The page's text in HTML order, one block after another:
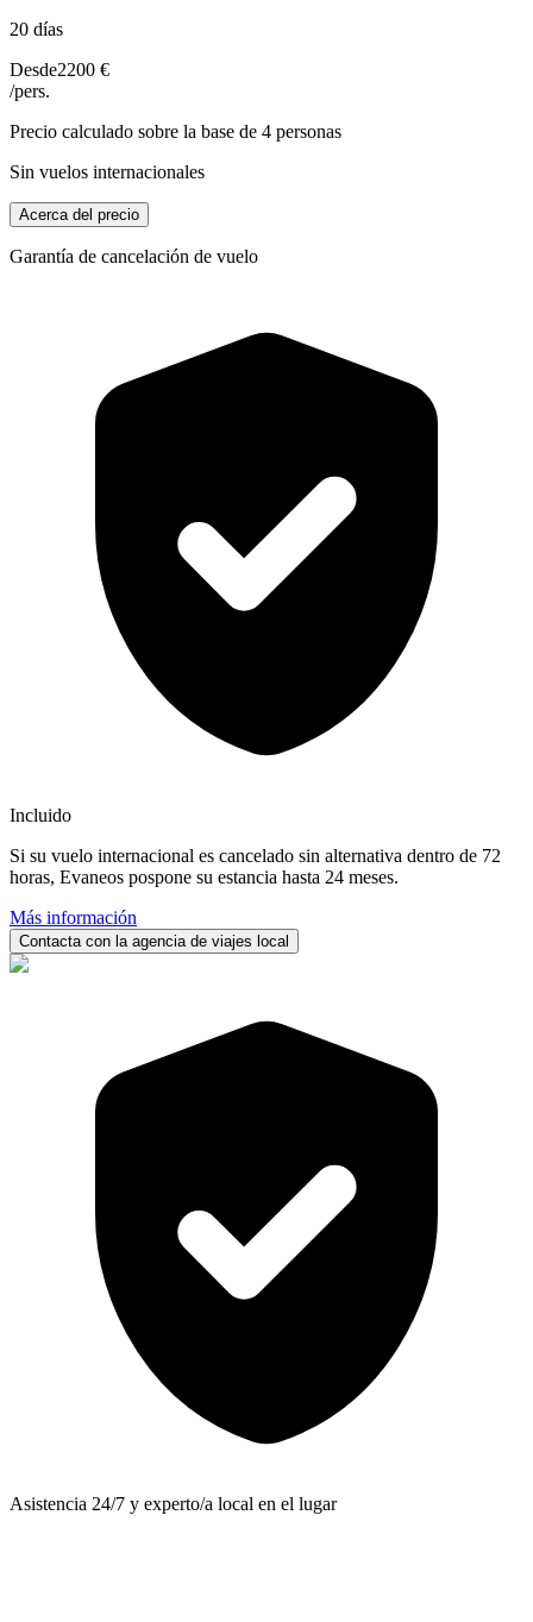
20 días
Desde2200 €
/pers.
Precio calculado sobre la base de 4 personas
Sin vuelos internacionales
Acerca del precio
Garantía de cancelación de vuelo
Incluido
Si su vuelo internacional es cancelado sin alternativa dentro de 72
horas, Evaneos pospone su estancia hasta 24 meses.
Más información
Contacta con la agencia de viajes local
Asistencia 24/7 y experto/a local en el lugar